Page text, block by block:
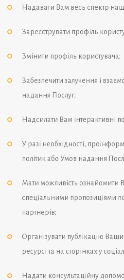
Надавати Вам весь спектр
Зареєструвати профіль
Змінити профіль користувача;
Забезпечити залучення і
надання Послуг;
Надсилати Вам інтерактивні
У разі необхідності,
політик або Умов надання
Мати можливість ознайомити
спеціальними пропозиціями
партнерів;
Організувати публікацію
ресурсі та на сторінках у
Надати консультаційну